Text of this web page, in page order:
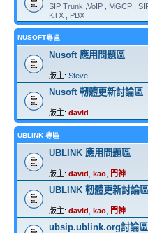
SIP Trunk ,VoIP , MGCP ,
KTX , PBX
NUSOFT專區
Nusoft 應用問題區
版主: Steve
Nusoft 軔體更新討論區
版主: david
UBLINK 專區
UBLINK 應用問題區
版主: david kao 門神
UBLINK 軔體更新討論區
版主: david kao 門神
ubsip.ublink.org討論區